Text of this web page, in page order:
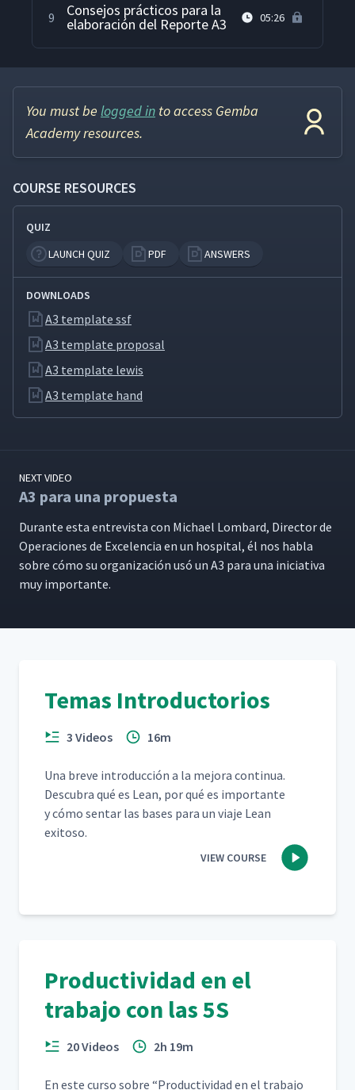
9 Consejos prácticos para la
elaboración del Reporte A3 05:26
You must be logged in to access Gemba
Academy resources.
COURSE RESOURCES
QUIZ
LAUNCH QUIZ
PDF ANSWERS
DOWNLOADS
A3 template ssf
A3 template proposal
A3 template lewis
A3 template hand
NEXT VIDEO
A3 para una propuesta
Durante esta entre­vista con Michael Lom­bard, Direc­tor de
Opera­ciones de Exce­len­cia en un hos­pi­tal, él nos habla
sobre cómo su orga­ni­zación usó un A3 para una ini­cia­ti­va
muy importante.
Temas Introductorios
3 Videos 16m
Una breve intro­duc­ción a la mejo­ra con­tin­ua.
Des­cubra qué es Lean, por qué es impor­tante
y cómo sen­tar las bases para un via­je Lean
exitoso.
VIEW COURSE
Productividad en el
trabajo con las 5S
20 Videos 2h 19m
En este cur­so sobre “Pro­duc­tivi­dad en el tra­ba­jo